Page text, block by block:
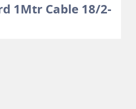
1Mtr Cable 18/2-